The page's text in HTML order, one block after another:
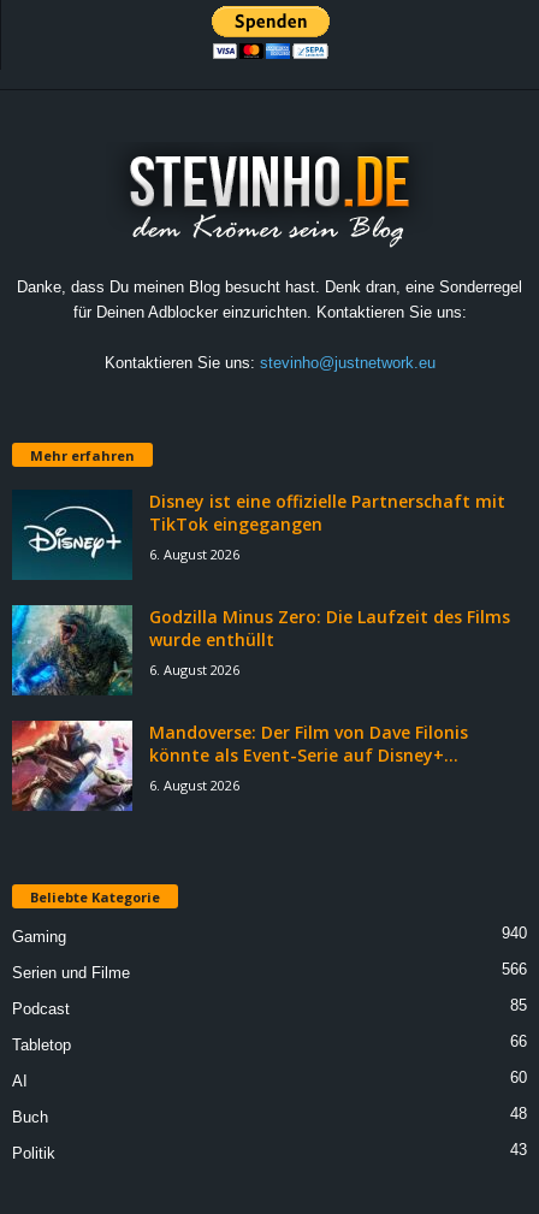
Danke, dass Du meinen Blog besucht hast. Denk dran, eine Sonderregel
für Deinen Adblocker einzurichten. Kontaktieren Sie uns:
Kontaktieren Sie uns: stevinho@justnetwork.eu
Mehr erfahren
Disney ist eine offizielle Partnerschaft mit
TikTok eingegangen
6. August 2026
Godzilla Minus Zero: Die Laufzeit des Films
wurde enthüllt
6. August 2026
Mandoverse: Der Film von Dave Filonis
könnte als Event-Serie auf Disney+...
6. August 2026
Beliebte Kategorie
Gaming 940
Serien und Filme 566
Podcast 85
Tabletop 66
AI 60
Buch 48
Politik 43